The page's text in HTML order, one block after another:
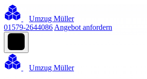
Umzug Müller
01579-2644086 Angebot anfordern
Umzug Müller